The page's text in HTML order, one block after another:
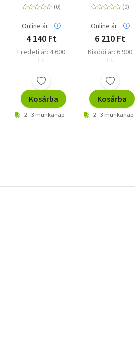
Online ár:
4 140 Ft
Eredeti ár: 4 600
Ft
Kosárba
2 - 3 munkanap
Online ár:
6 210 Ft
Kiadói ár: 6 900
Ft
Kosárba
2 - 3 munkanap